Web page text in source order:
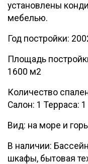
установлены
мебелью.
Год постройки:
Площадь
1600 м2
Количество
Салон: 1 Терраса: 1
Вид: на море и
В наличии:
шкафы, бытовая